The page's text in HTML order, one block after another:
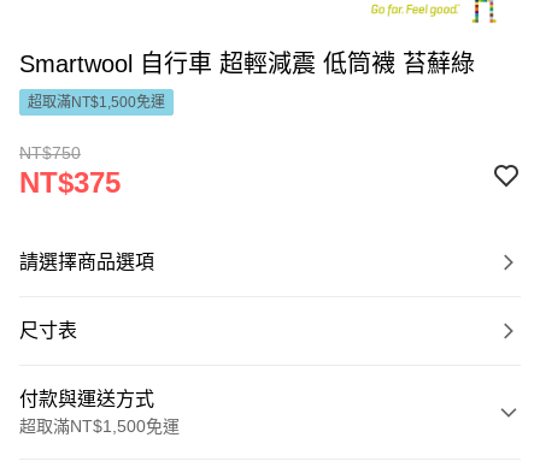
Smartwool 自行車 超輕減震 低筒襪 苔蘚綠
超取滿NT$1,500免運
NT$750
NT$375
請選擇商品選項
尺寸表
付款與運送方式
超取滿NT$1,500免運